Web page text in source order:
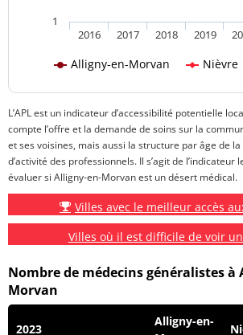
Alligny-en-Morvan Nièvre
2016 2017 2018 2019
1
L’APL est un indicateur d’accessibilité potentielle
compte l’offre et la demande de soins sur la
et ses voisines, mais aussi la structure par âge de
d’activité des professionnels. Il s’agit de l’indicateur
évaluer si Alligny-en-Morvan est un désert médical.
Villes avec le meilleur accès
Villes où il est difficile de voir
Nombre de médecins généralistes à
Morvan
2023
Alligny-en-